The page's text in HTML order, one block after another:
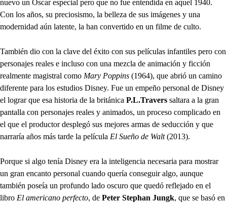
nuevo un Óscar especial pero que no fue entendida en aquel 1940.
Con los años, su preciosismo, la belleza de sus imágenes y una
modernidad aún latente, la han convertido en un filme de culto.
También dio con la clave del éxito con sus películas infantiles pero con
personajes reales e incluso con una mezcla de animación y ficción
realmente magistral como Mary Poppins (1964), que abrió un camino
diferente para los estudios Disney. Fue un empeño personal de Disney
el lograr que esa historia de la británica P.L.Travers saltara a la gran
pantalla con personajes reales y animados, un proceso complicado en
el que el productor desplegó sus mejores armas de seducción y que
narraría años más tarde la película El Sueño de Walt(2013).
Porque si algo tenía Disney era la inteligencia necesaria para mostrar
un gran encanto personal cuando quería conseguir algo, aunque
también poseía un profundo lado oscuro que quedó reflejado en el
libro El americano perfecto, de Peter Stephan Jungk, que se basó en